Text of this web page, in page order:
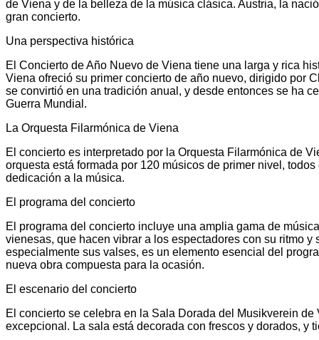
de Viena y de la belleza de la música clásica. Austria, la
gran concierto.
Una perspectiva histórica
El Concierto de Año Nuevo de Viena tiene una larga y rica
Viena ofreció su primer concierto de año nuevo, dirigido por
se convirtió en una tradición anual, y desde entonces se ha
Guerra Mundial.
La Orquesta Filarmónica de Viena
El concierto es interpretado por la Orquesta Filarmónica de
orquesta está formada por 120 músicos de primer nivel,
dedicación a la música.
El programa del concierto
El programa del concierto incluye una amplia gama de
vienesas, que hacen vibrar a los espectadores con su ritmo
especialmente sus valses, es un elemento esencial del
nueva obra compuesta para la ocasión.
El escenario del concierto
El concierto se celebra en la Sala Dorada del Musikverein
excepcional. La sala está decorada con frescos y dorados, y